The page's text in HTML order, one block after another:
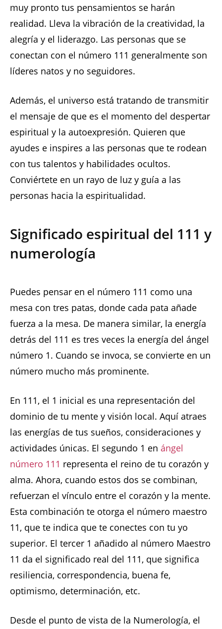
muy pronto tus pensamientos se harán
realidad. Lleva la vibración de la creatividad, la
alegría y el liderazgo. Las personas que se
conectan con el número 111 generalmente son
líderes natos y no seguidores.
Además, el universo está tratando de transmitir
el mensaje de que es el momento del despertar
espiritual y la autoexpresión. Quieren que
ayudes e inspires a las personas que te rodean
con tus talentos y habilidades ocultos.
Conviértete en un rayo de luz y guía a las
personas hacia la espiritualidad.
Significado espiritual del 111 y
numerología
Puedes pensar en el número 111 como una
mesa con tres patas, donde cada pata añade
fuerza a la mesa. De manera similar, la energía
detrás del 111 es tres veces la energía del ángel
número 1. Cuando se invoca, se convierte en un
número mucho más prominente.
En 111, el 1 inicial es una representación del
dominio de tu mente y visión local. Aquí atraes
las energías de tus sueños, consideraciones y
actividades únicas. El segundo 1 en ángel
número 111 representa el reino de tu corazón y
alma. Ahora, cuando estos dos se combinan,
refuerzan el vínculo entre el corazón y la mente.
Esta combinación te otorga el número maestro
11, que te indica que te conectes con tu yo
superior. El tercer 1 añadido al número Maestro
11 da el significado real del 111, que significa
resiliencia, correspondencia, buena fe,
optimismo, determinación, etc.
Desde el punto de vista de la Numerología, el